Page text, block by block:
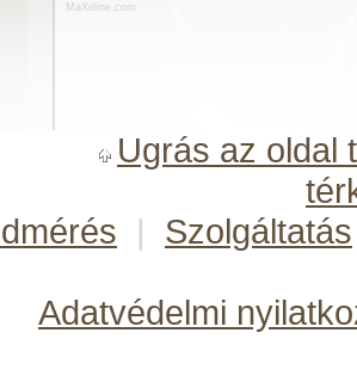
MaXeline.com
Ugrás az oldal
| Szolgáltatás
Adatvédelmi